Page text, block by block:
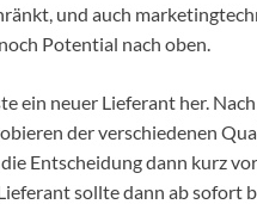
und auch
Potential nach oben.
ein neuer Lieferant her.
der verschiedenen
Entscheidung dann kurz
sollte dann ab sofort